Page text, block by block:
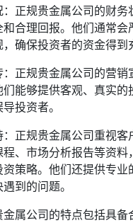
正规贵金属公司的财务
合理回报。他们通常
确保投资者的资金得到
正规贵金属公司的营销
能够提供客观、真实的
投资者。
正规贵金属公司重视客
、市场分析报告等资料
策略。他们还提供专业
到的问题。
属公司的特点包括具